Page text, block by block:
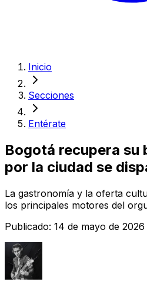
Inicio
Secciones
Entérate
Bogotá recupera su
por la ciudad se
La gastronomía y la oferta
los principales motores del
Publicado: 14 de mayo de